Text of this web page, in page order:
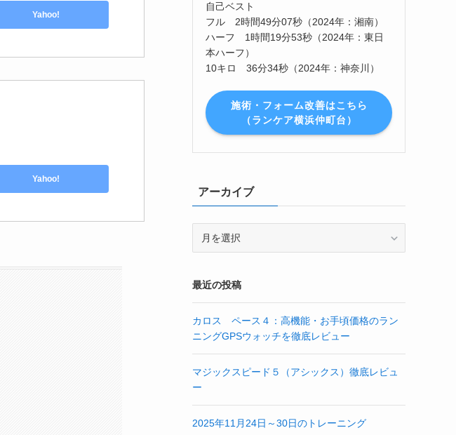
Yahoo!
Yahoo!
自己ベスト
フル 2時間49分07秒（2024年：湘南）
ハーフ 1時間19分53秒（2024年：東日
本ハーフ）
10キロ 36分34秒（2024年：神奈川）
施術・フォーム改善はこちら
（ランケア横浜仲町台）
アーカイブ
ブ
最近の投稿
カロス ペース４：高機能・お手頃価格のラン
ニングGPSウォッチを徹底レビュー
マジックスピード５（アシックス）徹底レビュ
ー
2025年11月24日～30日のトレーニング